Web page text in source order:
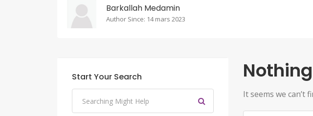
Barkallah Medamin
Author Since: 14 mars 2023
It seems we can’t
Start Your Search